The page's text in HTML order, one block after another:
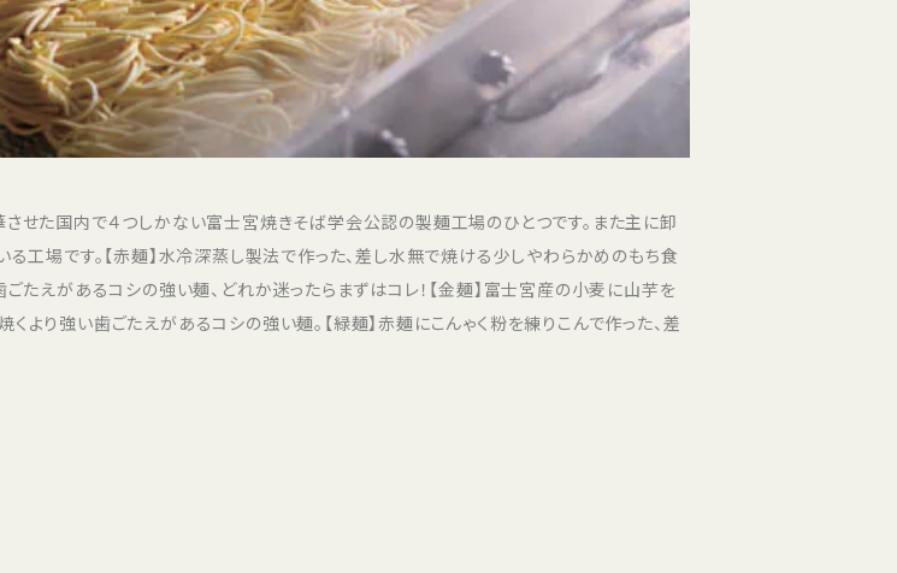
せた国内で４つしかない富士宮焼きそば学会公認の製麺工場のひとつです。また主に卸
工場です。【赤麺】水冷深蒸し製法で作った、差し水無で焼ける少しやわらかめのもち食
たえがあるコシの強い麺、どれか迷ったらまずはコレ！【金麺】富士宮産の小麦に山芋を
り強い歯ごたえがあるコシの強い麺。【緑麺】赤麺にこんゃく粉を練りこんで作った、差